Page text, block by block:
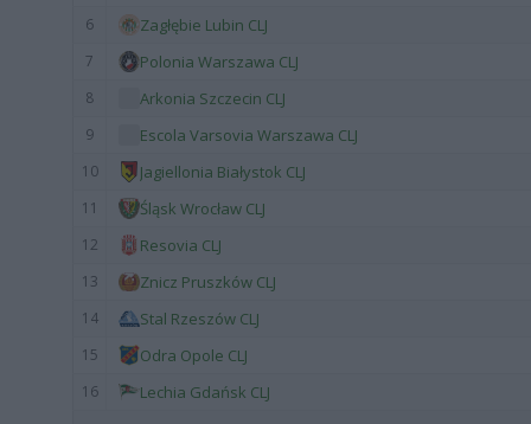
6 Zagłębie Lubin CLJ
7 Polonia Warszawa CLJ
8 Arkonia Szczecin CLJ
9 Escola Varsovia Warszawa CLJ
10 Jagiellonia Białystok CLJ
11 Śląsk Wrocław CLJ
12 Resovia CLJ
13 Znicz Pruszków CLJ
14 Stal Rzeszów CLJ
15 Odra Opole CLJ
16 Lechia Gdańsk CLJ